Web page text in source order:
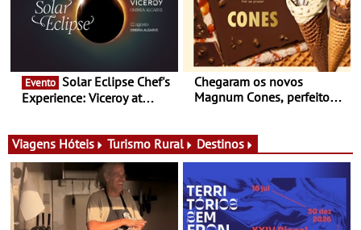
Portugal
Evento
Experience: Viceroy at
exclusiva
Chegaram os novos
Magnum Cones, perfeitos
Viagens Hóteis Turismo Rural Destinos